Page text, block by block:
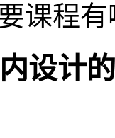
课程有
设计